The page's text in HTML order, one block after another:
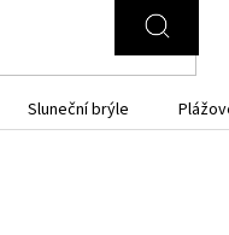
Sluneční brýle